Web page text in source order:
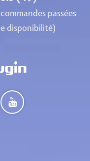
passées
disponibilité)